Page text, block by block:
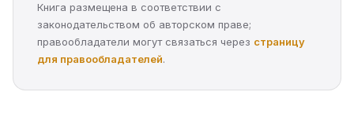
Книга размещена в соответствии с
законодательством об авторском праве;
правообладатели могут связаться через страницу
для правообладателей.